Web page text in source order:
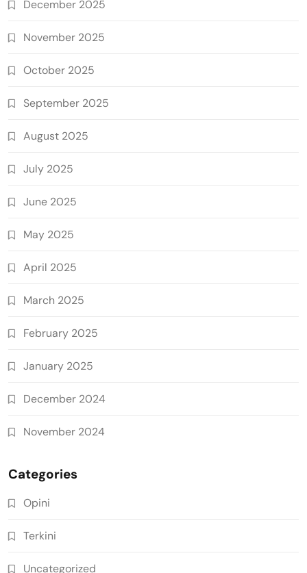
December 2025
November 2025
October 2025
September 2025
August 2025
July 2025
June 2025
May 2025
April 2025
March 2025
February 2025
January 2025
December 2024
November 2024
Categories
Opini
Terkini
Uncategorized